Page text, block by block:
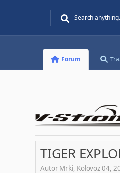
Forum
TIGER
Autor Mrki, Kolovoz 04,